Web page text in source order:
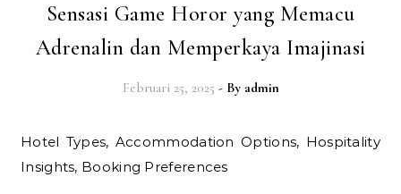
Sensasi Game Horor yang Memacu
Adrenalin dan Memperkaya Imajinasi
Februari 25, 2025 - By admin
Hotel Types, Accommodation Options, Hospitality
Insights, Booking Preferences